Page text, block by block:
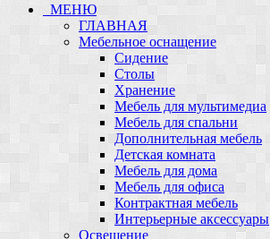
МЕНЮ
ГЛАВНАЯ
Мебельное оснащение
Сидение
Столы
Хранение
Мебель для мультимедиа
Мебель для спальни
Дополнительная мебель
Детская комната
Мебель для дома
Мебель для офиса
Контрактная мебель
Интерьерные аксессуары
Освещение